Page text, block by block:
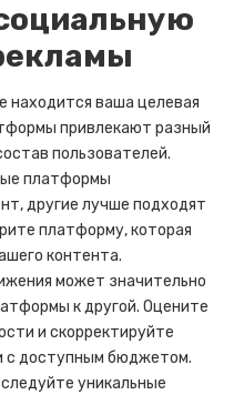
находится ваша целевая
привлекают разный
пользователей.
платформы
другие лучше подходят
платформу, которая
контента.
может значительно
к другой. Оцените
и скорректируйте
с доступным бюджетом.
уникальные